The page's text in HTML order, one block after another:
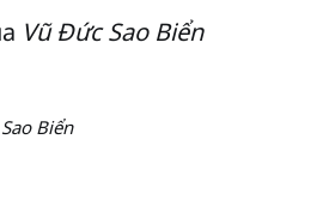
Vũ Đức Sao Biển
Biển